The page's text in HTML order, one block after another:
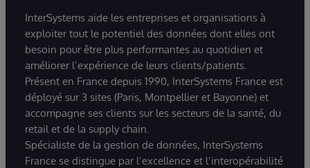
InterSystems aide les entreprises et organisations à
exploiter tout le potentiel des données dont elles ont
besoin pour être plus performantes au quotidien et
améliorer l’expérience de leurs clients/patients.
Présent en France depuis 1990, InterSystems France est
déployé sur 3 sites (Paris, Montpellier et Bayonne) et
accompagne ses clients sur les secteurs de la santé, du
retail et de la supply chain.
Spécialiste de la gestion de données, InterSystems
France se distingue par l’excellence et l’interopérabilité